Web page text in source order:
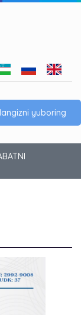
yuboring